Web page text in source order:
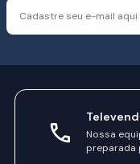
Nossa
preparada